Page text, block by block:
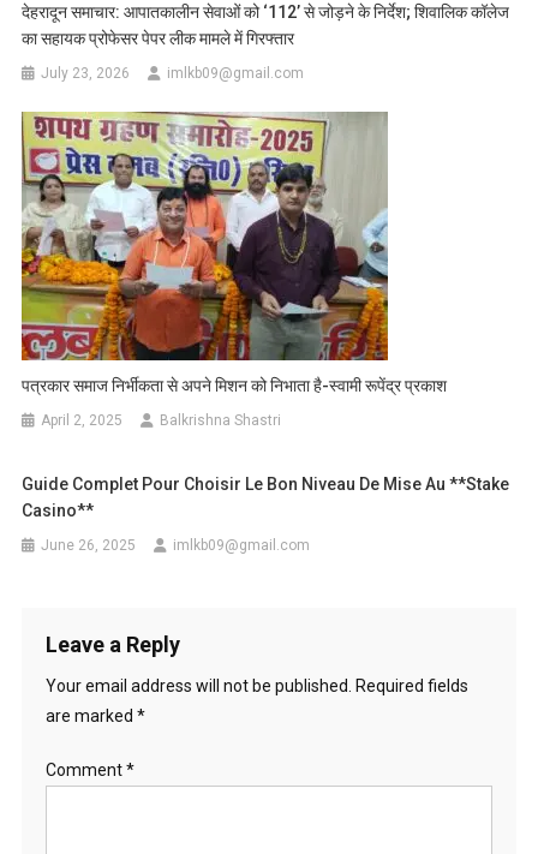
देहरादून समाचार: आपातकालीन सेवाओं को ‘112’ से जोड़ने के निर्देश; शिवालिक कॉलेज
का सहायक प्रोफेसर पेपर लीक मामले में गिरफ्तार
July 23, 2026 imlkb09@gmail.com
पत्रकार समाज निर्भीकता से अपने मिशन को निभाता है-स्वामी रूपेंद्र प्रकाश
April 2, 2025 Balkrishna Shastri
Guide Complet Pour Choisir Le Bon Niveau De Mise Au **Stake
Casino**
June 26, 2025 imlkb09@gmail.com
Leave a Reply
Your email address will not be published. Required fields
are marked *
Comment*